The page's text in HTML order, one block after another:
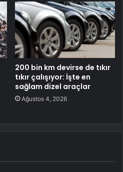
200 bin km devirse de tıkır
tıkır çalışıyor: İşte en
sağlam dizel araçlar
Ağustos 4, 2026